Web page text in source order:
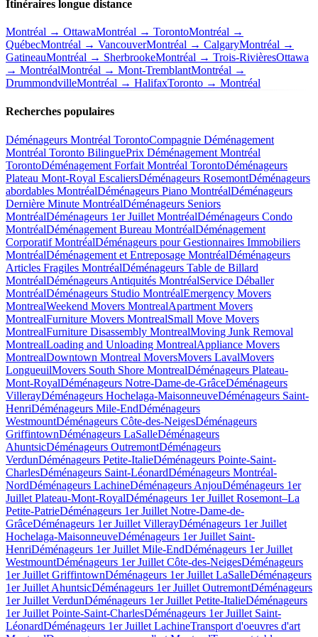
Itinéraires longue distance
Montréal → OttawaMontréal → TorontoMontréal →
QuébecMontréal → VancouverMontréal → CalgaryMontréal →
GatineauMontréal → SherbrookeMontréal → Trois-RivièresOttawa
→ MontréalMontréal → Mont-TremblantMontréal →
DrummondvilleMontréal → HalifaxToronto → Montréal
Recherches populaires
Déménageurs Montréal TorontoCompagnie Déménagement
Montréal Toronto BilinguePrix Déménagement Montréal
TorontoDéménagement Forfait Montréal TorontoDéménageurs
Plateau Mont-Royal EscaliersDéménageurs RosemontDéménageurs
abordables MontréalDéménageurs Piano MontréalDéménageurs
Dernière Minute MontréalDéménageurs Seniors
MontréalDéménageurs 1er Juillet MontréalDéménageurs Condo
MontréalDéménagement Bureau MontréalDéménagement
Corporatif MontréalDéménageurs pour Gestionnaires Immobiliers
MontréalDéménagement et Entreposage MontréalDéménageurs
Articles Fragiles MontréalDéménageurs Table de Billard
MontréalDéménageurs Antiquités MontréalService Déballer
MontréalDéménageurs Studio MontréalEmergency Movers
MontrealWeekend Movers MontrealApartment Movers
MontrealFurniture Movers MontrealSmall Move Movers
MontrealFurniture Disassembly MontrealMoving Junk Removal
MontrealLoading and Unloading MontrealAppliance Movers
MontrealDowntown Montreal MoversMovers LavalMovers
LongueuilMovers South Shore MontrealDéménageurs Plateau-
Mont-RoyalDéménageurs Notre-Dame-de-GrâceDéménageurs
VillerayDéménageurs Hochelaga-MaisonneuveDéménageurs Saint-
HenriDéménageurs Mile-EndDéménageurs
WestmountDéménageurs Côte-des-NeigesDéménageurs
GriffintownDéménageurs LaSalleDéménageurs
AhuntsicDéménageurs OutremontDéménageurs
VerdunDéménageurs Petite-ItalieDéménageurs Pointe-Saint-
CharlesDéménageurs Saint-LéonardDéménageurs Montréal-
NordDéménageurs LachineDéménageurs AnjouDéménageurs 1er
Juillet Plateau-Mont-RoyalDéménageurs 1er Juillet Rosemont–La
Petite-PatrieDéménageurs 1er Juillet Notre-Dame-de-
GrâceDéménageurs 1er Juillet VillerayDéménageurs 1er Juillet
Hochelaga-MaisonneuveDéménageurs 1er Juillet Saint-
HenriDéménageurs 1er Juillet Mile-EndDéménageurs 1er Juillet
WestmountDéménageurs 1er Juillet Côte-des-NeigesDéménageurs
1er Juillet GriffintownDéménageurs 1er Juillet LaSalleDéménageurs
1er Juillet AhuntsicDéménageurs 1er Juillet OutremontDéménageurs
1er Juillet VerdunDéménageurs 1er Juillet Petite-ItalieDéménageurs
1er Juillet Pointe-Saint-CharlesDéménageurs 1er Juillet Saint-
LéonardDéménageurs 1er Juillet LachineTransport d'oeuvres d'art